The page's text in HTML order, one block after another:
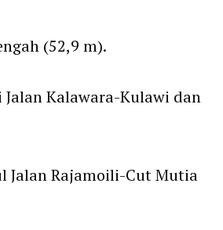
(52,9 m).
Kalawara-Kulawi dan
Jalan Rajamoili-Cut Mutia